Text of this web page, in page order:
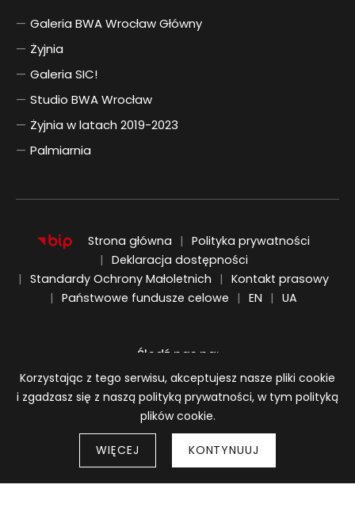
Galeria BWA Wrocław Główny
Żyjnia
Galeria SIC!
Studio BWA Wrocław
Żyjnia w latach 2019-2023
Palmiarnia
Strona główna
Polityka prywatności
Deklaracja dostępności
Standardy Ochrony Małoletnich
Kontakt prasowy
Państwowe fundusze celowe
EN
ENGLISH
UA
UKRAIŃSKI
Śledź nas na:
BWA Wrocław Galerie Sztuki Współczesnej
Wróć do góry strony
Informacja o plikach cookie
Korzystając z tego serwisu, akceptujesz nasze pliki cookie
i zgadzasz się z naszą polityką prywatności, w tym polityką
plików cookie.
WIĘCEJ KONTYNUUJ